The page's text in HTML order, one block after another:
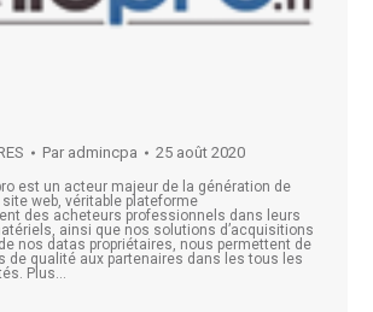
Par admincpa 25 août 2020
est un acteur majeur de la génération de
site web, véritable plateforme
des acheteurs professionnels dans leurs
ainsi que nos solutions d’acquisitions
nos datas propriétaires, nous permettent de
de qualité aux partenaires dans les tous les
Plus…